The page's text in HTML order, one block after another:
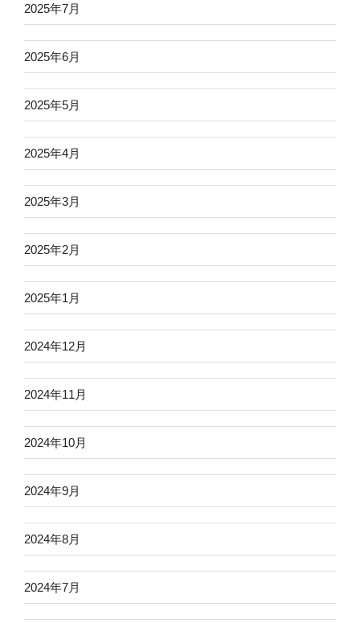
2025年7月
2025年6月
2025年5月
2025年4月
2025年3月
2025年2月
2025年1月
2024年12月
2024年11月
2024年10月
2024年9月
2024年8月
2024年7月